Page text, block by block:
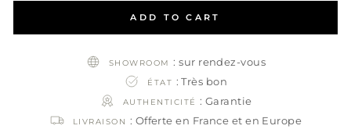
ADD TO CART
SHOWROOM: sur rendez-vous
ÉTAT : Très bon
AUTHENTICITÉ : Garantie
LIVRAISON : Offerte en France et en Europe